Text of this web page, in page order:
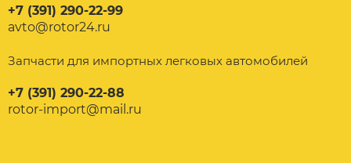
+7 (391) 290-22-99
avto@rotor24.ru
Запчасти для импортных легковых автомобилей
+7 (391) 290-22-88
rotor-import@mail.ru